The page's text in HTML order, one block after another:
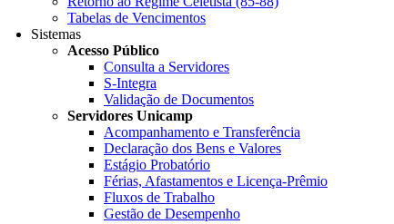
Tabelas de Vencimentos
Sistemas
Acesso Público
Consulta a Servidores
S-Integra
Validação de Documentos
Servidores Unicamp
Acompanhamento e Transferência
Declaração dos Bens e Valores
Estágio Probatório
Férias, Afastamentos e Licença-Prêmio
Fluxos de Trabalho
Gestão de Desempenho